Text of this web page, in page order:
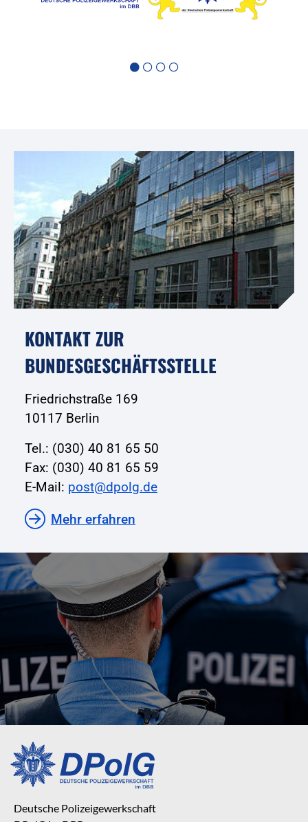
KONTAKT ZUR
BUNDESGESCHÄFTSSTELLE
Friedrichstraße 169
10117 Berlin
Tel.: (030) 40 81 65 50
Fax: (030) 40 81 65 59
E-Mail: post@dpolg.de
Mehr erfahren
Deutsche Polizeigewerkschaft